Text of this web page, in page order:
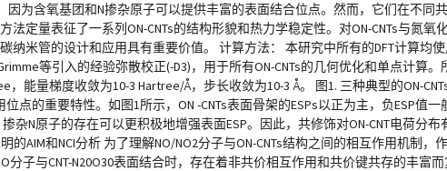
因为含氧基团和N掺杂原子可以提供丰富的表面结合位点。然而，它们在不同
定量表征了一系列ON-CNTs的结构形貌和热力学稳定性。对ON-CNTs与氮氧
米管的设计和应用具有重要价值。 计算方法： 本研究中所有的DFT计算均使
等引入的经验弥散校正(-D3)，用于所有ON-CNTs的几何优化和单点计算
能量梯度收敛为10-3 Hartree/Å，步长收敛为10-3 Å。 图1. 三种典型的ON-
点的重要特性。如图1所示，ON -CNTs表面骨架的ESPs以正为主，负ESP值一
杂N原子的存在可以更积极地增强表面ESP。因此，共修饰对ON-CNT电荷分
的AIM和NCI分析 为了理解NO/NO2分子与ON-CNTs结构之间的相互作用机制，
子与CNT-N20O30表面结合时，存在着非共价相互作用和共价键共存的丰富而